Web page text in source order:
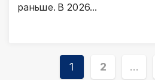
раньше. В 2026…
Пагинация
1 2 …